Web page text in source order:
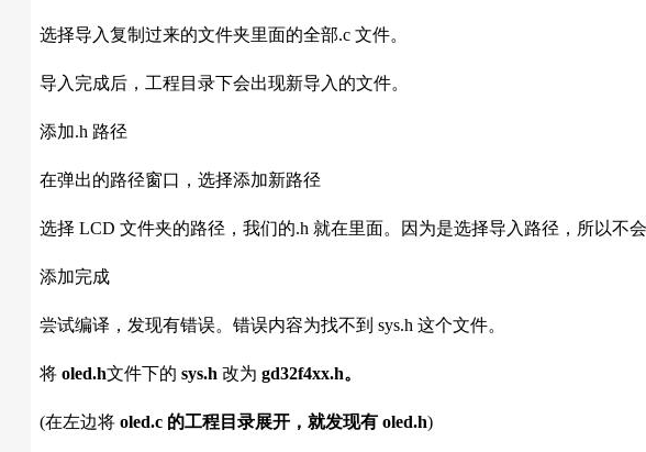
选择导入复制过来的文件夹里面的全部.c 文件。
导入完成后，工程目录下会出现新导入的文件。
添加.h 路径
在弹出的路径窗口，选择添加新路径
选择 LCD 文件夹的路径，我们的.h 就在里面。因为是选择导入路径，所以不
添加完成
尝试编译，发现有错误。错误内容为找不到 sys.h 这个文件。
将 oled.h文件下的 sys.h 改为 gd32f4xx.h。
(在左边将 oled.c 的工程目录展开，就发现有 oled.h)